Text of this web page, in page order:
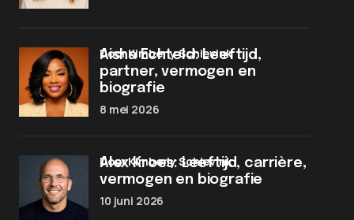
Aisha Echteld: Leeftijd,
partner, vermogen en
biografie
door Kimberly Schievink
8 mei 2026
Alex Kroes: Leeftijd, carrière,
vermogen en biografie
door Kimberly Schievink
10 juni 2026